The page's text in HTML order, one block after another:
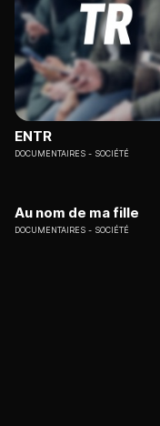
ENTR
DOCUMENTAIRES SOCIÉTÉ
Au nom de ma fille
DOCUMENTAIRES SOCIÉTÉ